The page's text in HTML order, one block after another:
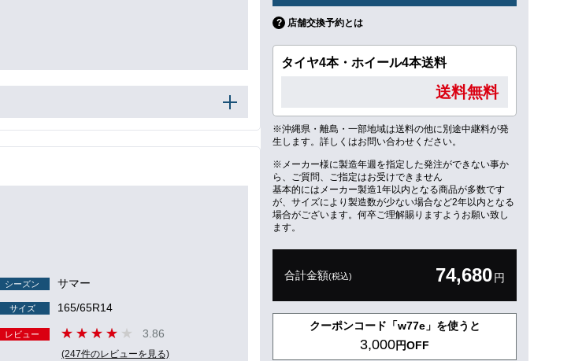
シーズン サマー
サイズ 165/65R14
レビュー 3.86
(247件のレビューを見る)
店舗交換予約とは
タイヤ4本・ホイール4本送料
送料無料
※沖縄県・離島・一部地域は送料の他に別途中継料が発
生します。詳しくはお問い合わせください。
※メーカー様に製造年週を指定した発注ができない事か
ら、ご質問、ご指定はお受けできません
基本的にはメーカー製造1年以内となる商品が多数です
が、サイズにより製造数が少ない場合など2年以内となる
場合がございます。何卒ご理解賜りますようお願い致し
ます。
合計金額(税込) 74,680円
クーポンコード「w77e」を使うと
3,000円OFF